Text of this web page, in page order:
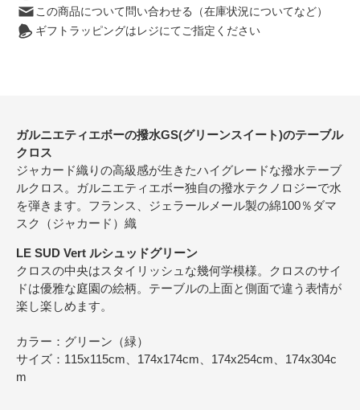
この商品について問い合わせる（在庫状況についてなど）
ギフトラッピングはレジにてご指定ください
ガルニエティエボーの撥水GS(グリーンスイート)のテーブル
クロス
ジャカード織りの高級感が生きたハイグレードな撥水テーブ
ルクロス。ガルニエティエボー独自の撥水テクノロジーで水
を弾きます。フランス、ジェラールメール製の綿100％ダマ
スク（ジャカード）織
LE SUD Vert ルシュッドグリーン
クロスの中央はスタイリッシュな幾何学模様。クロスのサイ
ドは優雅な庭園の絵柄。テーブルの上面と側面で違う表情が
楽し楽しめます。
カラー：グリーン（緑）
サイズ：115x115cm、174x174cm、174x254cm、174x304c
m